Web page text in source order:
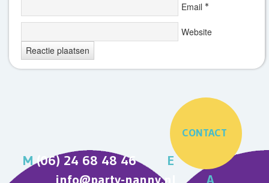
Email *
Website
CONTACT
M(06) 24 68 48 46 E
info@party-nanny.nl
A